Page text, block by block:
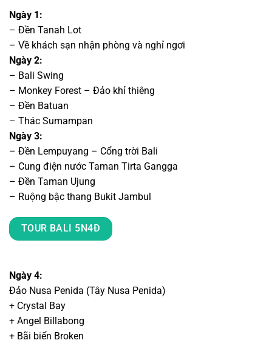
Ngày 1:
– Đền Tanah Lot
– Về khách sạn nhận phòng và nghỉ ngơi
Ngày 2:
– Bali Swing
– Monkey Forest – Đảo khỉ thiêng
– Đền Batuan
– Thác Sumampan
Ngày 3:
– Đền Lempuyang – Cổng trời Bali
– Cung điện nước Taman Tirta Gangga
– Đền Taman Ujung
– Ruộng bậc thang Bukit Jambul
TOUR BALI 5N4Đ
Ngày 4:
Đảo Nusa Penida (Tây Nusa Penida)
+ Crystal Bay
+ Angel Billabong
+ Bãi biển Broken